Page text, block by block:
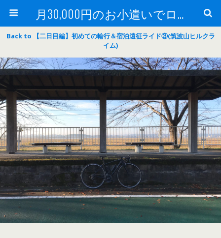
月30,000円のお小遣いでロードバイク
Back to 【二日目編】初めての輪行＆宿泊遠征ライド③(筑波山ヒルクラ
イム)